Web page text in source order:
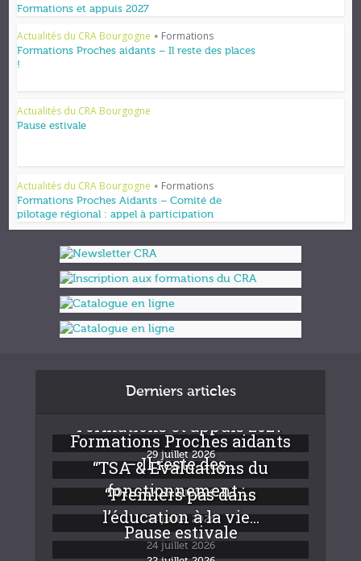
Formations et appuis 2027
Actualités du CRA Bourgogne • Formations
Formations Proches aidants – Il reste des places
!
Actualités du CRA Bourgogne
Pause estivale
Actualités du CRA Bourgogne • Formations
Formations Proches Aidants – Comité de
pilotage régional : appel à participation
Derniers articles
Formations et appuis 2027
29 juillet 2026
Formations Proches aidants
– Il reste des...
24 juillet 2026
“TSA & Evaluations du
fonctionnement :...
24 juillet 2026
“Premiers pas dans
l’éducation à la vie...
24 juillet 2026
Pause estivale